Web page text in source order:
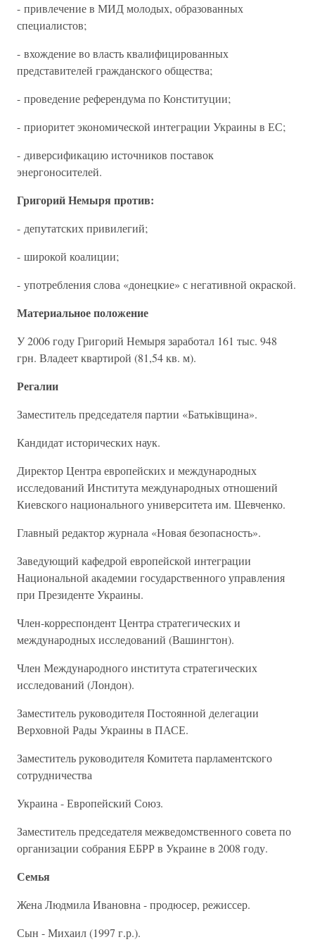
- привлечение в МИД молодых, образованных
специалистов;
- вхождение во власть квалифицированных
представителей гражданского общества;
- проведение референдума по Конституции;
- приоритет экономической интеграции Украины в ЕС;
- диверсификацию источников поставок
энергоносителей.
Григорий Немыря против:
- депутатских привилегий;
- широкой коалиции;
- употребления слова «донецкие» с негативной окраской.
Материальное положение
У 2006 году Григорий Немыря заработал 161 тыс. 948
грн. Владеет квартирой (81,54 кв. м).
Регалии
Заместитель председателя партии «Батьківщина».
Кандидат исторических наук.
Директор Центра европейских и международных
исследований Института международных отношений
Киевского национального университета им. Шевченко.
Главный редактор журнала «Новая безопасность».
Заведующий кафедрой европейской интеграции
Национальной академии государственного управления
при Президенте Украины.
Член-корреспондент Центра стратегических и
международных исследований (Вашингтон).
Член Международного института стратегических
исследований (Лондон).
Заместитель руководителя Постоянной делегации
Верховной Рады Украины в ПАСЕ.
Заместитель руководителя Комитета парламентского
сотрудничества
Украина - Европейский Союз.
Заместитель председателя межведомственного совета по
организации собрания ЕБРР в Украине в 2008 году.
Семья
Жена Людмила Ивановна - продюсер, режиссер.
Сын - Михаил (1997 г.р.).